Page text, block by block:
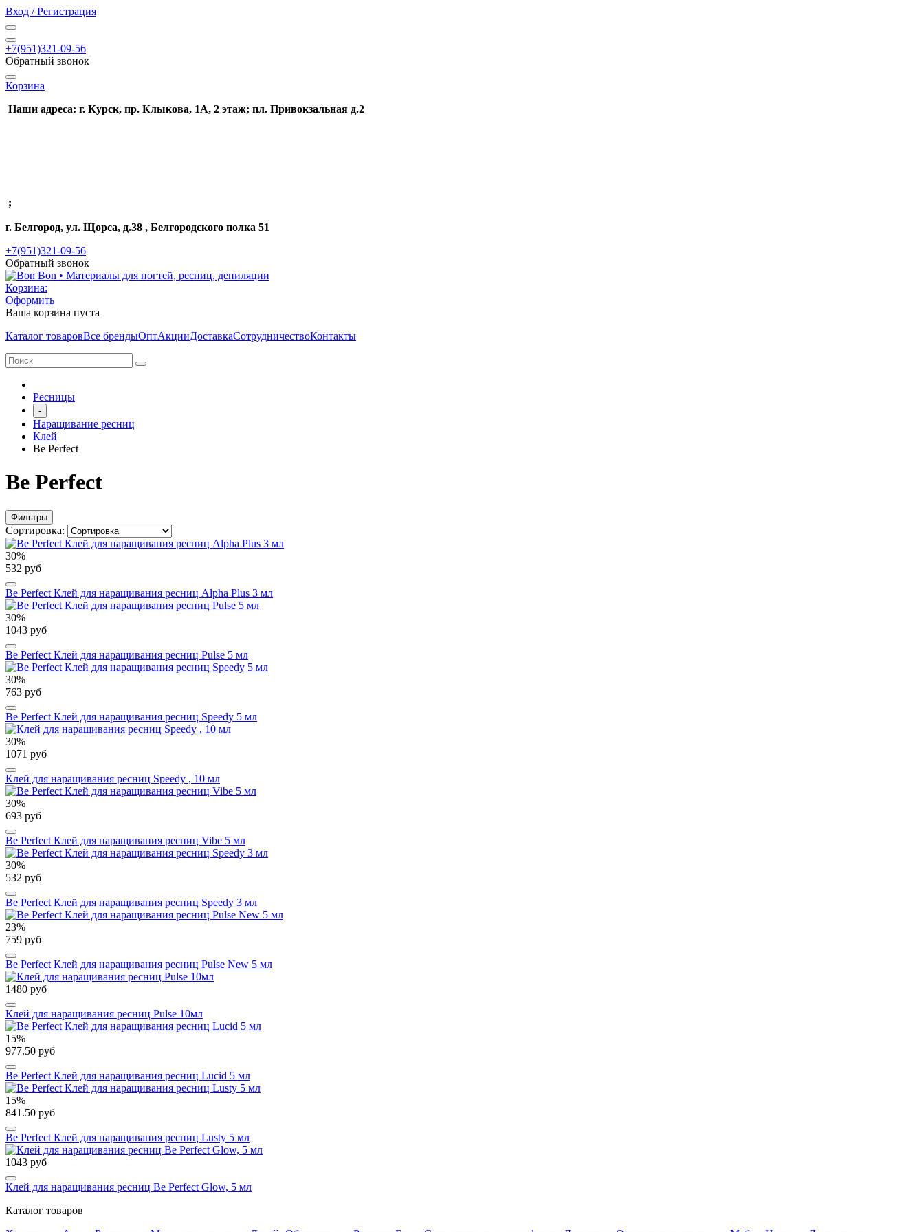
Вход / Регистрация
+7(951)321-09-56
Обратный звонок
Корзина
Наши адреса: г. Курск, пр. Клыкова, 1А, 2 этаж; пл. Привокзальная д.2
;
г. Белгород, ул. Щорса, д.38 , Белгородского полка 51
+7(951)321-09-56
Обратный звонок
Корзина:
Оформить
Ваша корзина пуста
Каталог товаровВсе брендыОптАкцииДоставкаСотрудничествоКонтакты
Ресницы
-
Наращивание ресниц
Клей
Be Perfect
Be Perfect
Фильтры
Сортировка:
30%
532 руб
Be Perfect Клей для наращивания ресниц Alpha Plus 3 мл
30%
1043 руб
Be Perfect Клей для наращивания ресниц Pulse 5 мл
30%
763 руб
Be Perfect Клей для наращивания ресниц Speedy 5 мл
30%
1071 руб
Клей для наращивания ресниц Speedy , 10 мл
30%
693 руб
Be Perfect Клей для наращивания ресниц Vibe 5 мл
30%
532 руб
Be Perfect Клей для наращивания ресниц Speedy 3 мл
23%
759 руб
Be Perfect Клей для наращивания ресниц Pulse New 5 мл
1480 руб
Клей для наращивания ресниц Pulse 10мл
15%
977.50 руб
Be Perfect Клей для наращивания ресниц Lucid 5 мл
15%
841.50 руб
Be Perfect Клей для наращивания ресниц Lusty 5 мл
1043 руб
Клей для наращивания ресниц Be Perfect Glow, 5 мл
Каталог товаров